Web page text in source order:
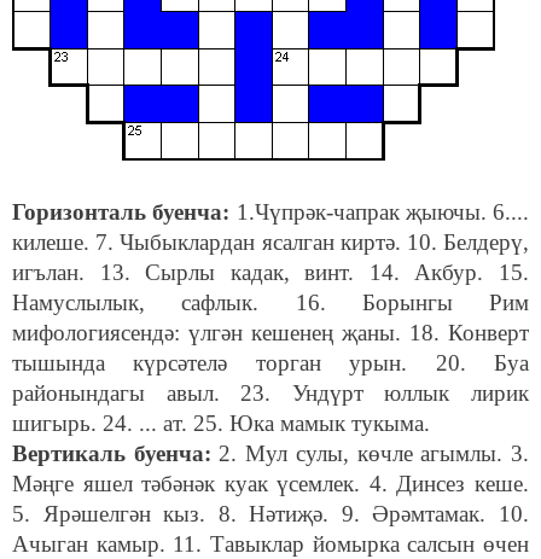
Горизонталь буенча: 1.Чүпрәк-чапрак җыючы. 6....
килеше. 7. Чыбыклардан ясалган киртә. 10. Белдерү,
игълан. 13. Сырлы кадак, винт. 14. Акбур. 15.
Намуслылык, сафлык. 16. Борынгы Рим
мифологиясендә: үлгән кешенең җаны. 18. Конверт
тышында күрсәтелә торган урын. 20. Буа
районындагы авыл. 23. Ундүрт юллык лирик
шигырь. 24. ... ат. 25. Юка мамык тукыма.
Вертикаль буенча: 2. Мул сулы, көчле агымлы. 3.
Мәңге яшел тәбәнәк куак үсемлек. 4. Динсез кеше.
5. Ярәшелгән кыз. 8. Нәтиҗә. 9. Әрәмтамак. 10.
Ачыган камыр. 11. Тавыклар йомырка салсын өчен